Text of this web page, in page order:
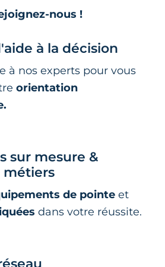
nous !
à la décision
à nos experts pour vous
orientation
sur mesure &
métiers
de pointe et
dans votre réussite.